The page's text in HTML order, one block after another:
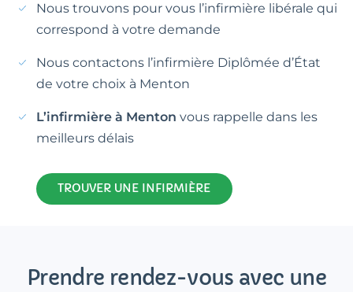
Nous trouvons pour vous l’infirmière libérale qui
correspond à votre demande
Nous contactons l’infirmière Diplômée d’État
de votre choix à Menton
L’infirmière à Menton vous rappelle dans les
meilleurs délais
TROUVER UNE INFIRMIÈRE
Prendre rendez-vous avec une